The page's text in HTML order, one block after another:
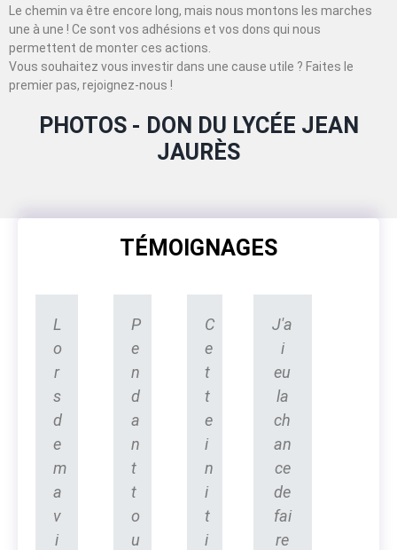
Le chemin va être encore long, mais nous montons les marches
une à une ! Ce sont vos adhésions et vos dons qui nous
permettent de monter ces actions.
Vous souhaitez vous investir dans une cause utile ? Faites le
premier pas, rejoignez-nous !
PHOTOS - DON DU LYCÉE JEAN
JAURÈS
TÉMOIGNAGES
L
o
r
s
d
e
m
a
v
i
P
e
n
d
a
n
t
t
o
u
C
e
t
t
e
i
n
i
t
i
J'a
i
eu
la
ch
an
ce
de
fai
re